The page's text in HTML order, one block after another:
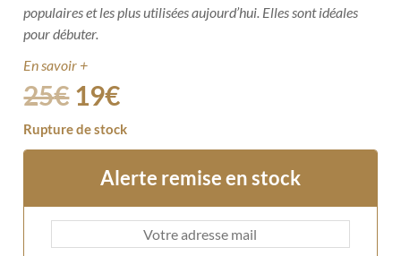
populaires et les plus utilisées aujourd’hui. Elles sont idéales
pour débuter.
En savoir +
25€ 19€
Rupture de stock
Alerte remise en stock